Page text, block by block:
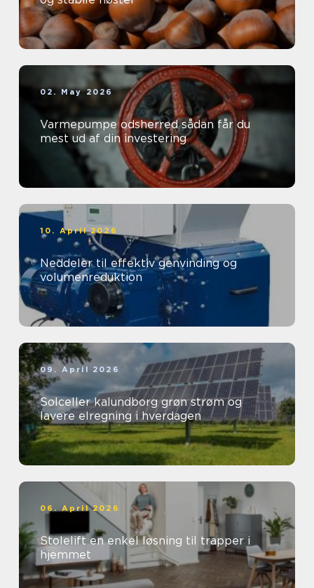
02. May 2026
Varmepumpe odsherred sådan får du
mest ud af din investering
10. April 2026
Neddeler til effektiv genvinding og
volumenreduktion
09. April 2026
Solceller kalundborg grøn strøm og
lavere elregning i hverdagen
06. April 2026
Stolelift en enkel løsning til trapper i
hjemmet